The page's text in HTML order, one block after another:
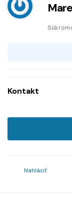
Kontakt
Nahlásiť